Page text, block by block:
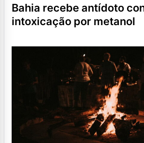
bahia recebe antídoto contra
intoxicação por metanol